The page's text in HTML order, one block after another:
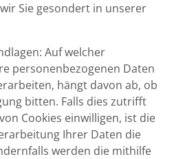
Sie gesondert in unserer
Auf welcher
personenbezogenen Daten
hängt davon ab, ob
bitten. Falls dies zutrifft
Cookies einwilligen, ist die
Ihrer Daten die
werden die mithilfe